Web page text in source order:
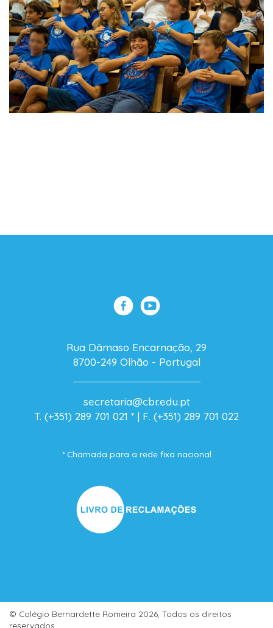
Rua Dâmaso Encarnação, 29
8700-249 Olhão - Portugal
secretaria@cbr.edu.pt
T. (+351) 289 701 021 * | F. (+351) 289 701 022
* Chamada para a rede fixa nacional
© Colégio Bernardette Romeira 2026, Todos os direitos
reservados